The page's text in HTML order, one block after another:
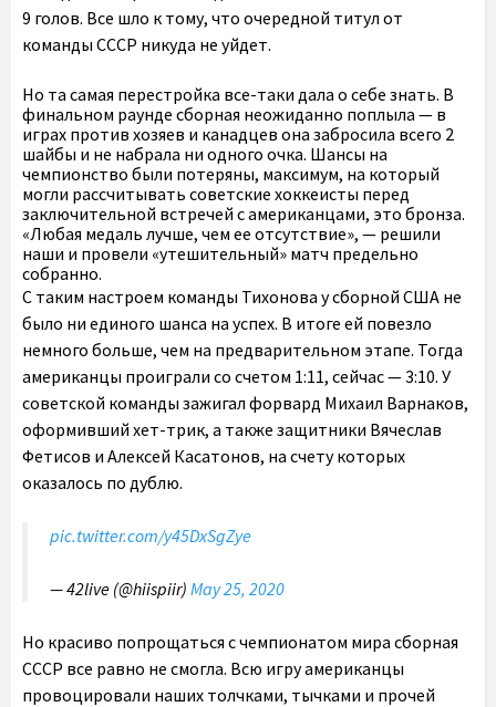
9 голов. Все шло к тому, что очередной титул от
команды СССР никуда не уйдет.
Но та самая перестройка все-таки дала о себе знать. В
финальном раунде сборная неожиданно поплыла — в
играх против хозяев и канадцев она забросила всего 2
шайбы и не набрала ни одного очка. Шансы на
чемпионство были потеряны, максимум, на который
могли рассчитывать советские хоккеисты перед
заключительной встречей с американцами, это бронза.
«Любая медаль лучше, чем ее отсутствие», — решили
наши и провели «утешительный» матч предельно
собранно.
С таким настроем команды Тихонова у сборной США не
было ни единого шанса на успех. В итоге ей повезло
немного больше, чем на предварительном этапе. Тогда
американцы проиграли со счетом 1:11, сейчас — 3:10. У
советской команды зажигал форвард Михаил Варнаков,
оформивший хет-трик, а также защитники Вячеслав
Фетисов и Алексей Касатонов, на счету которых
оказалось по дублю.
pic.twitter.com/y45DxSgZye
— 42live (@hiispiir) May 25, 2020
Но красиво попрощаться с чемпионатом мира сборная
СССР все равно не смогла. Всю игру американцы
провоцировали наших толчками, тычками и прочей